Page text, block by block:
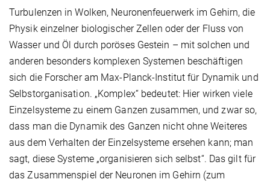
Turbulenzen in Wolken, Neuronenfeuerwerk im Gehirn, die
Physik einzelner biologischer Zellen oder der Fluss von
Wasser und Öl durch poröses Gestein – mit solchen und
anderen besonders komplexen Systemen beschäftigen
sich die Forscher am Max-Planck-Institut für Dynamik und
Selbstorganisation. „Komplex“ bedeutet: Hier wirken viele
Einzelsysteme zu einem Ganzen zusammen, und zwar so,
dass man die Dynamik des Ganzen nicht ohne Weiteres
aus dem Verhalten der Einzelsysteme ersehen kann; man
sagt, diese Systeme „organisieren sich selbst“. Das gilt für
das Zusammenspiel der Neuronen im Gehirn (zum